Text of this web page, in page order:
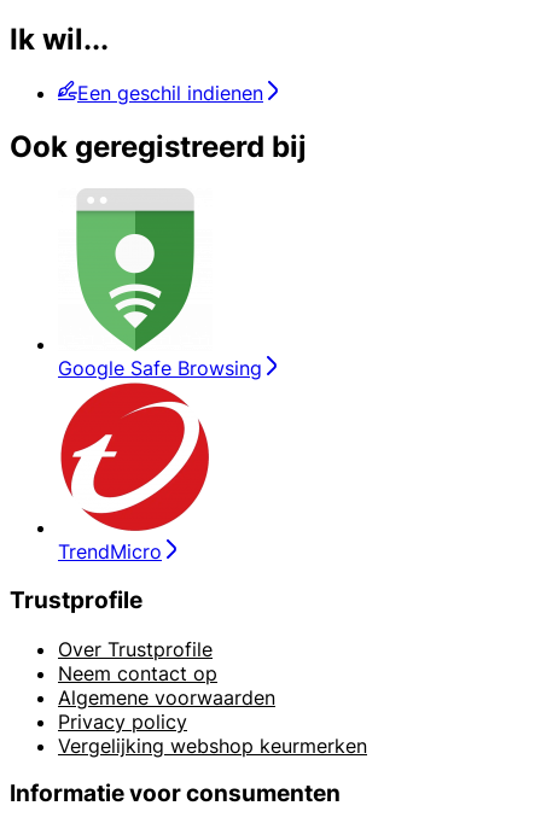
Ik wil...
Een geschil indienen
Ook geregistreerd bij
Google Safe Browsing
TrendMicro
Trustprofile
Over Trustprofile
Neem contact op
Algemene voorwaarden
Privacy policy
Vergelijking webshop keurmerken
Informatie voor consumenten